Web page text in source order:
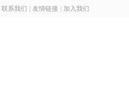
联系我们 友情链接 加入我们